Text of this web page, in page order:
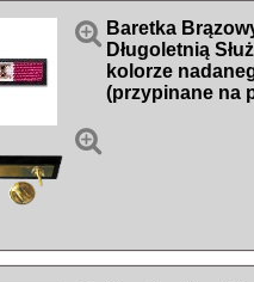


Baretka
Długoletnią
kolorze
(przypinane na